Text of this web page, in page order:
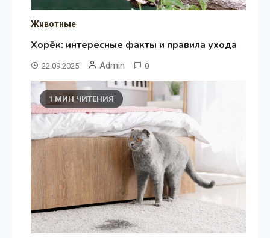
Животные
Хорёк: интересные факты и правила ухода
22.09.2025 Admin 0
1 МИН ЧИТЕНИЯ